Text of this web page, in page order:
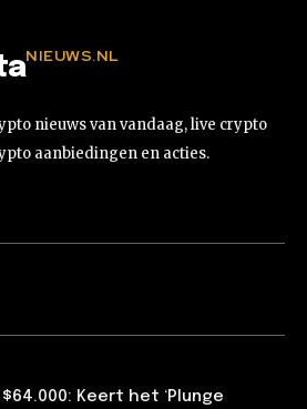
NIEUWS.NL
nieuws van vandaag, live crypto
aanbiedingen en acties.
Keert het ‘Plunge